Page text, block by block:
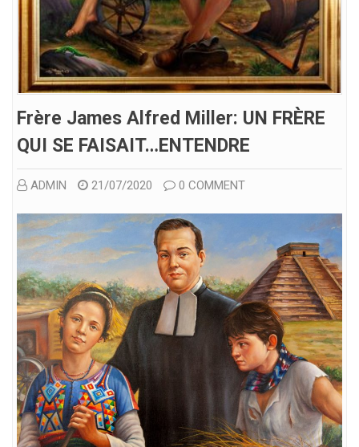
Frère James Alfred Miller: UN FRÈRE
QUI SE FAISAIT…ENTENDRE
ADMIN 21/07/2020 0 COMMENT